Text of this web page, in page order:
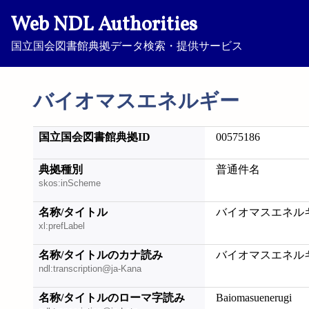
Web NDL Authorities
国立国会図書館典拠データ検索・提供サービス
バイオマスエネルギー
国立国会図書館典拠ID 00575186
典拠種別
skos:inScheme
普通件名
名称/タイトル
xl:prefLabel
バイオマスエネル
名称/タイトルのカナ読み
ndl:transcription@ja-Kana
バイオマスエネル
名称/タイトルのローマ字読み Baiomasuenerugi